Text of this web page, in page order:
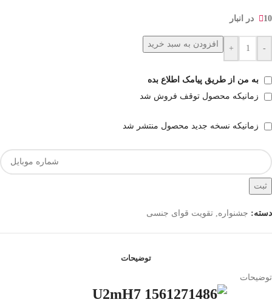
10 در انبار
-
+ افزودن به سبد خرید
به من از طریق پیامک اطلاع بده
زمانیکه محصول توقف فروش شد
زمانیکه نسخه جدید محصول منتشر شد
ثبت
دسته: جشنواره تقویت قوای جنسی
توضیحات
توضیحات